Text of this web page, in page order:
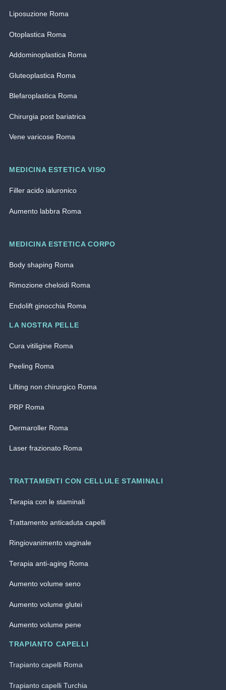
Liposuzione Roma
Otoplastica Roma
Addominoplastica Roma
Gluteoplastica Roma
Blefaroplastica Roma
Chirurgia post bariatrica
Vene varicose Roma
MEDICINA ESTETICA VISO
Filler acido ialuronico
Aumento labbra Roma
MEDICINA ESTETICA CORPO
Body shaping Roma
Rimozione cheloidi Roma
Endolift ginocchia Roma
LA NOSTRA PELLE
Cura vitiligine Roma
Peeling Roma
Lifting non chirurgico Roma
PRP Roma
Dermaroller Roma
Laser frazionato Roma
TRATTAMENTI CON CELLULE STAMINALI
Terapia con le staminali
Trattamento anticaduta capelli
Ringiovanimento vaginale
Terapia anti-aging Roma
Aumento volume seno
Aumento volume glutei
Aumento volume pene
TRAPIANTO CAPELLI
Trapianto capelli Roma
Trapianto capelli Turchia